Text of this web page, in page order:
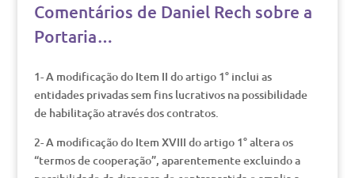
Comentários de Daniel Rech sobre a
Portaria…
1- A modificação do Item II do artigo 1° inclui as
entidades privadas sem fins lucrativos na possibilidade
de habilitação através dos contratos.
2- A modificação do Item XVIII do artigo 1° altera os
“termos de cooperação”, aparentemente excluindo a